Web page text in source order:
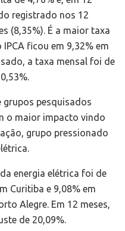
registrado nos 12
(8,35%). É a maior taxa
ficou em 9,32% em
a taxa mensal foi de
grupos pesquisados
o maior impacto vindo
grupo pressionado
energia elétrica foi de
Curitiba e 9,08% em
Alegre. Em 12 meses,
de 20,09%.